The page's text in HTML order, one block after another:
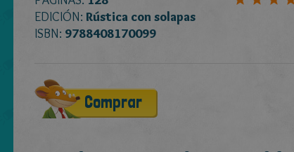
EDICIÓN: Rústica con solapas
ISBN: 9788408170099
Comprar